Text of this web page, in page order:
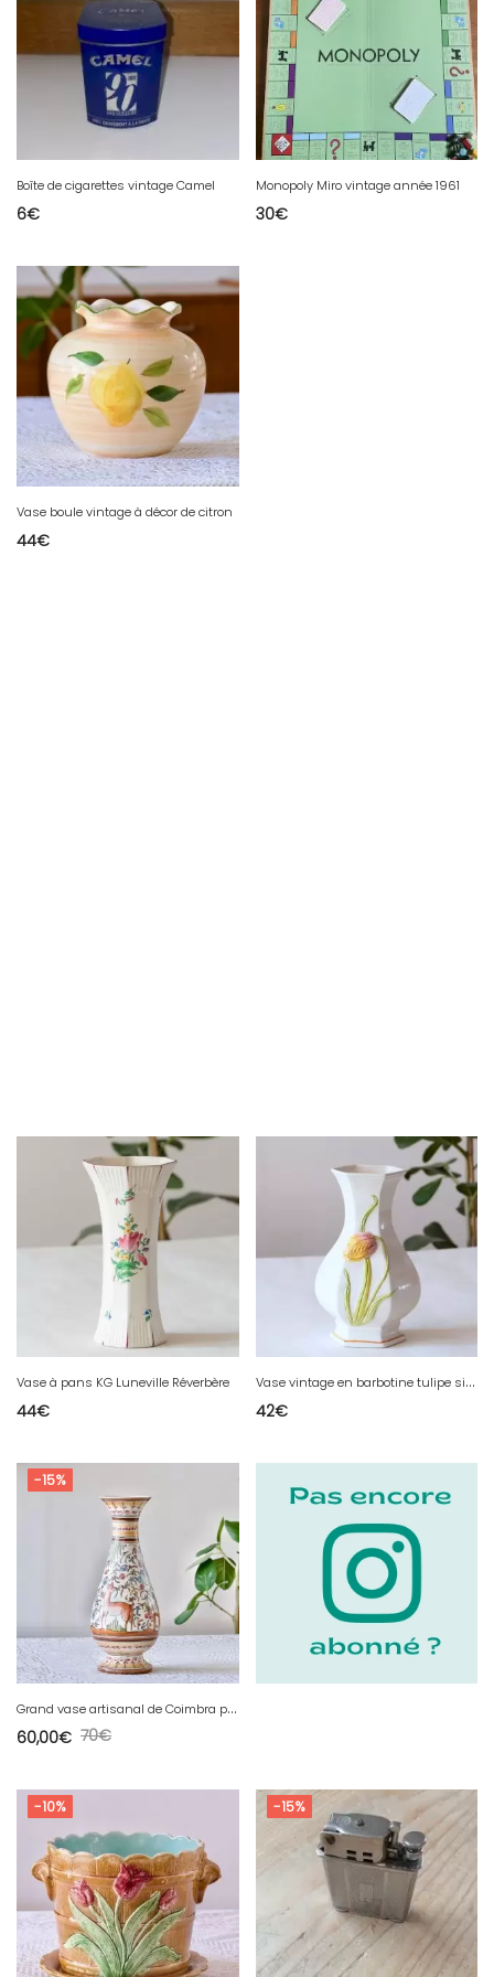
Boîte de cigarettes vintage Camel
6€
Monopoly Miro vintage année 1961
30€
Vase boule vintage à décor de citron
44€
Vase à pans KG Luneville Réverbère
44€
V
ase vintage en barbotine tulipe signé Bassano
42€
-15%
G
rand vase artisanal de Coimbra peint à la main
70€
60,00€
-10% -15%